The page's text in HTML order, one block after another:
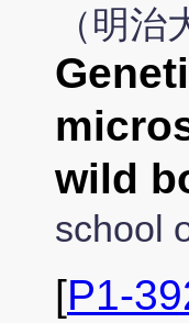
（明
wild
school
[P1-